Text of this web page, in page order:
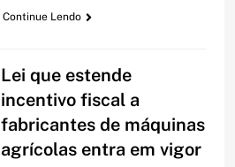
Continue Lendo
Lei que estende
incentivo fiscal a
fabricantes de máquinas
agrícolas entra em vigor